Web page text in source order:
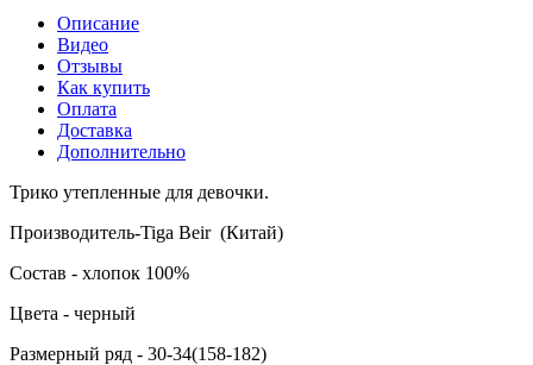
Описание
Видео
Отзывы
Как купить
Оплата
Доставка
Дополнительно
Трико утепленные для девочки.
Производитель-Tiga Beir (Китай)
Состав - хлопок 100%
Цвета - черный
Размерный ряд - 30-34(158-182)